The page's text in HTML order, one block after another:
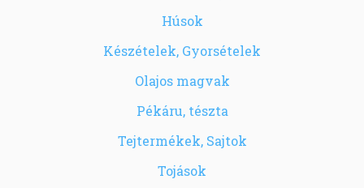
Húsok
Készételek, Gyorsételek
Olajos magvak
Pékáru, tészta
Tejtermékek, Sajtok
Tojások